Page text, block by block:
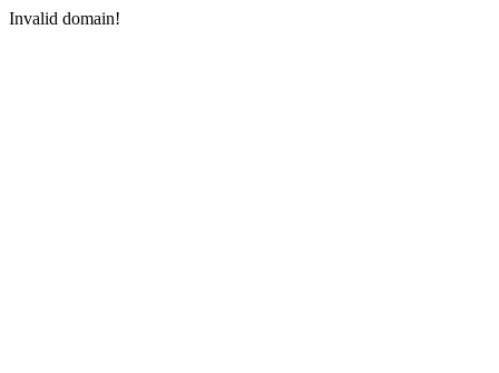
Invalid domain!